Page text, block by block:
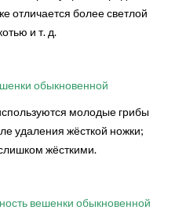
отличается более светлой
и т. д.
обыкновенной
молодые грибы
удаления жёсткой ножки;
жёсткими.
вешенки обыкновенной